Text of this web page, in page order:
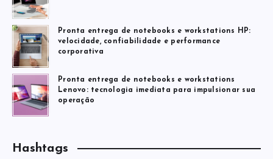
Pronta entrega de notebooks e workstations HP:
velocidade, confiabilidade e performance
corporativa
Pronta entrega de notebooks e workstations
Lenovo: tecnologia imediata para impulsionar sua
operação
Hashtags